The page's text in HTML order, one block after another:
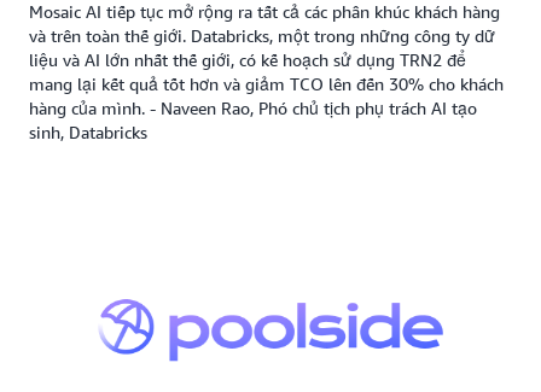
Mosaic AI tiếp tục mở rộng ra tất cả các phân khúc khách hàng
và trên toàn thế giới. Databricks, một trong những công ty dữ
liệu và AI lớn nhất thế giới, có kế hoạch sử dụng TRN2 để
mang lại kết quả tốt hơn và giảm TCO lên đến 30% cho khách
hàng của mình. - Naveen Rao, Phó chủ tịch phụ trách AI tạo
sinh, Databricks